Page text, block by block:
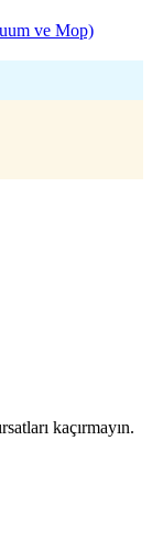
ve Mop)
kaçırmayın.